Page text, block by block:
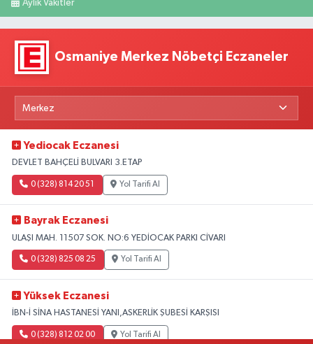
Aylık Vakitler
Osmaniye Merkez Nöbetçi Eczaneler
Yediocak Eczanesi
DEVLET BAHÇELİ BULVARI 3.ETAP
0 (328) 814 20 51 Yol Tarifi Al
Bayrak Eczanesi
ULAŞI MAH. 11507 SOK. NO:6 YEDİOCAK PARKI CİVARI
0 (328) 825 08 25 Yol Tarifi Al
Yüksek Eczanesi
İBN-İ SİNA HASTANESİ YANI,ASKERLİK ŞUBESİ KARŞISI
0 (328) 812 02 00 Yol Tarifi Al